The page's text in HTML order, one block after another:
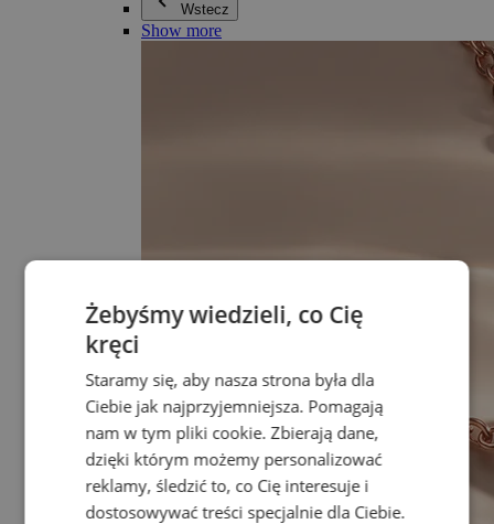
Wstecz
Show more
Żebyśmy wiedzieli, co Cię
kręci
Staramy się, aby nasza strona była dla
Ciebie jak najprzyjemniejsza. Pomagają
nam w tym pliki cookie. Zbierają dane,
dzięki którym możemy personalizować
reklamy, śledzić to, co Cię interesuje i
dostosowywać treści specjalnie dla Ciebie.